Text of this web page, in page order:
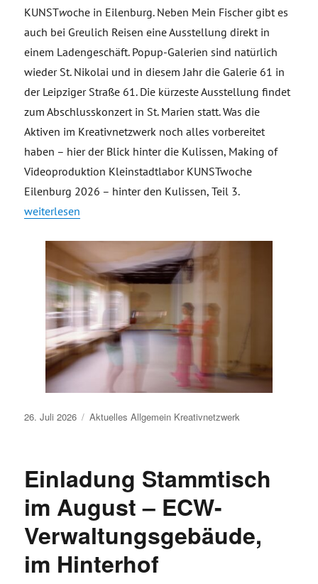
KUNSTwoche in Eilenburg. Neben Mein Fischer gibt es
auch bei Greulich Reisen eine Ausstellung direkt in
einem Ladengeschäft. Popup-Galerien sind natürlich
wieder St. Nikolai und in diesem Jahr die Galerie 61 in
der Leipziger Straße 61. Die kürzeste Ausstellung findet
zum Abschlusskonzert in St. Marien statt. Was die
Aktiven im Kreativnetzwerk noch alles vorbereitet
haben – hier der Blick hinter die Kulissen, Making of
Videoproduktion Kleinstadtlabor KUNSTwoche
Eilenburg 2026 – hinter den Kulissen, Teil 3.
„Making of Videoproduktion Kleinstadtlabor KUNSTwoche
weiterlesen
Veröffentlicht
26. Juli 2026 Aktuelles Allgemein Kreativnetzwerk
Einladung Stammtisch
im August – ECW-
Verwaltungsgebäude,
im Hinterhof